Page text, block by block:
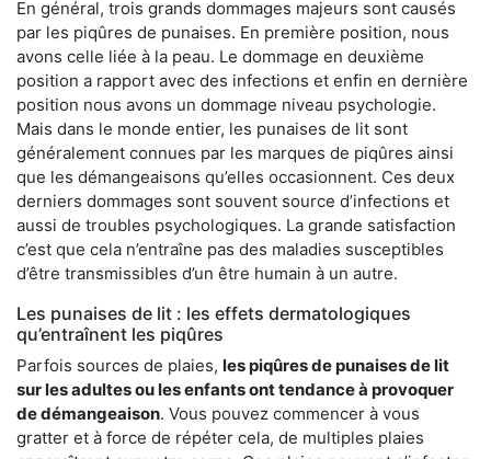
En général, trois grands dommages majeurs sont causés
par les piqûres de punaises. En première position, nous
avons celle liée à la peau. Le dommage en deuxième
position a rapport avec des infections et enfin en dernière
position nous avons un dommage niveau psychologie.
Mais dans le monde entier, les punaises de lit sont
généralement connues par les marques de piqûres ainsi
que les démangeaisons qu’elles occasionnent. Ces deux
derniers dommages sont souvent source d’infections et
aussi de troubles psychologiques. La grande satisfaction
c’est que cela n’entraîne pas des maladies susceptibles
d’être transmissibles d’un être humain à un autre.
Les punaises de lit : les effets dermatologiques
qu’entraînent les piqûres
Parfois sources de plaies, les piqûres de punaises de lit
sur les adultes ou les enfants ont tendance à provoquer
de démangeaison. Vous pouvez commencer à vous
gratter et à force de répéter cela, de multiples plaies